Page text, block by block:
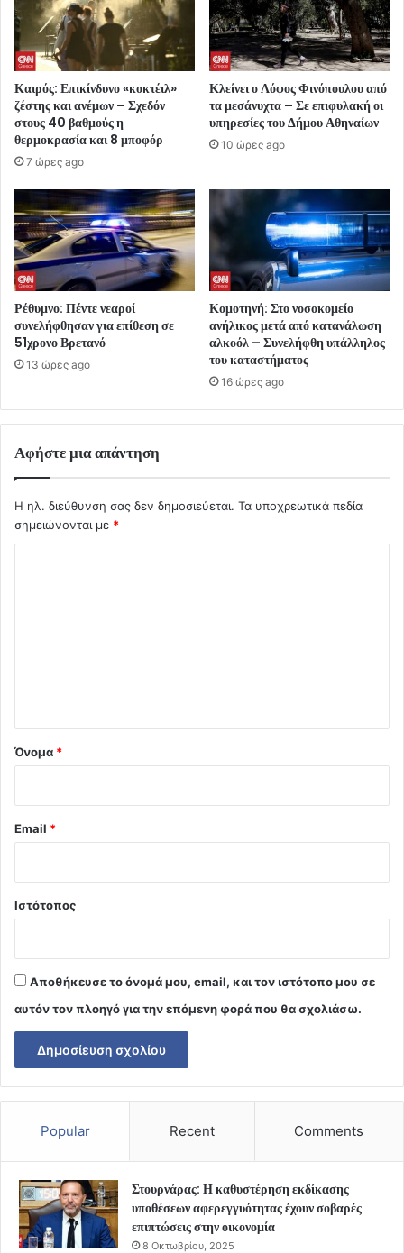
Καιρός: Επικίνδυνο «κοκτέιλ»
ζέστης και ανέμων – Σχεδόν
στους 40 βαθμούς η
θερμοκρασία και 8 μποφόρ
7 ώρες ago
Κλείνει ο Λόφος Φινόπουλου από
τα μεσάνυχτα – Σε επιφυλακή οι
υπηρεσίες του Δήμου Αθηναίων
10 ώρες ago
Ρέθυμνο: Πέντε νεαροί
συνελήφθησαν για επίθεση σε
51χρονο Βρετανό
13 ώρες ago
Κομοτηνή: Στο νοσοκομείο
ανήλικος μετά από κατανάλωση
αλκοόλ – Συνελήφθη υπάλληλος
του καταστήματος
16 ώρες ago
Αφήστε μια απάντηση
Η ηλ. διεύθυνση σας δεν δημοσιεύεται. Τα υποχρεωτικά πεδία
σημειώνονται με *
Όνομα *
Email *
Ιστότοπος
Αποθήκευσε το όνομά μου, email, και τον ιστότοπο μου σε
αυτόν τον πλοηγό για την επόμενη φορά που θα σχολιάσω.
Popular Recent Comments
Στουρνάρας: Η καθυστέρηση εκδίκασης
υποθέσεων αφερεγγυότητας έχουν σοβαρές
επιπτώσεις στην οικονομία
8 Οκτωβρίου, 2025